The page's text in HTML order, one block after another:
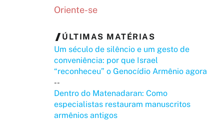
Oriente-se
ÚLTIMAS MATÉRIAS
Um século de silêncio e um gesto de
conveniência: por que Israel
“reconheceu” o Genocídio Armênio agora
--
Dentro do Matenadaran: Como
especialistas restauram manuscritos
armênios antigos